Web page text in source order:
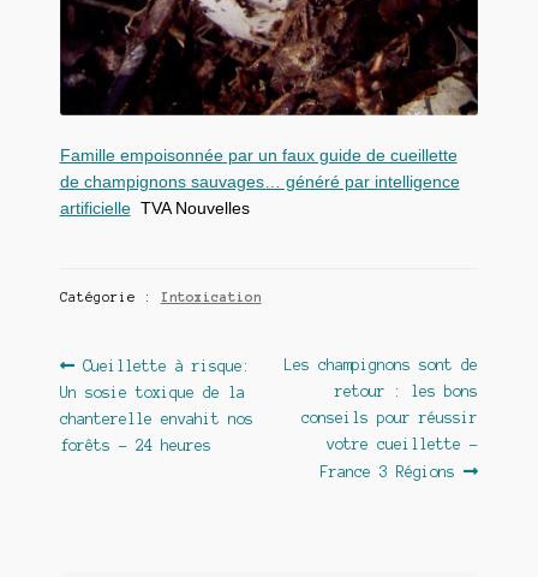
Famille empoisonnée par un faux guide de cueillette
de champignons sauvages… généré par intelligence
artificielleTVA Nouvelles
Catégorie : Intoxication
Navigation
de
l’article
Article
précédent :
Cueillette à risque:
Un sosie toxique de la
chanterelle envahit nos
forêts – 24 heures
Article
suivant :
Les champignons sont de
retour : les bons
conseils pour réussir
votre cueillette –
France 3 Régions